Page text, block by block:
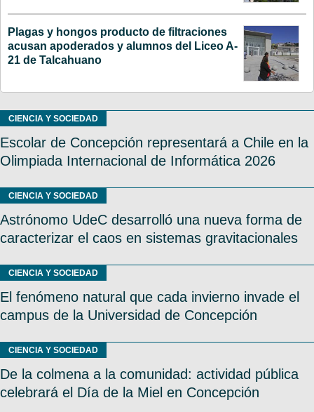
Plagas y hongos producto de filtraciones
acusan apoderados y alumnos del Liceo A-
21 de Talcahuano
CIENCIA Y SOCIEDAD
Escolar de Concepción representará a Chile en la
Olimpiada Internacional de Informática 2026
CIENCIA Y SOCIEDAD
Astrónomo UdeC desarrolló una nueva forma de
caracterizar el caos en sistemas gravitacionales
CIENCIA Y SOCIEDAD
El fenómeno natural que cada invierno invade el
campus de la Universidad de Concepción
CIENCIA Y SOCIEDAD
De la colmena a la comunidad: actividad pública
celebrará el Día de la Miel en Concepción